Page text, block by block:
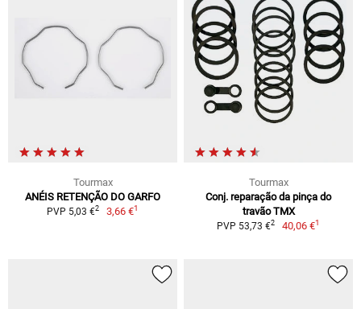
Tourmax
ANÉIS RETENÇÃO DO GARFO
PVP 5,03 €2 3,66 €1
Tourmax
Conj. reparação da pinça do
travão TMX
PVP 53,73 €2 40,06 €1